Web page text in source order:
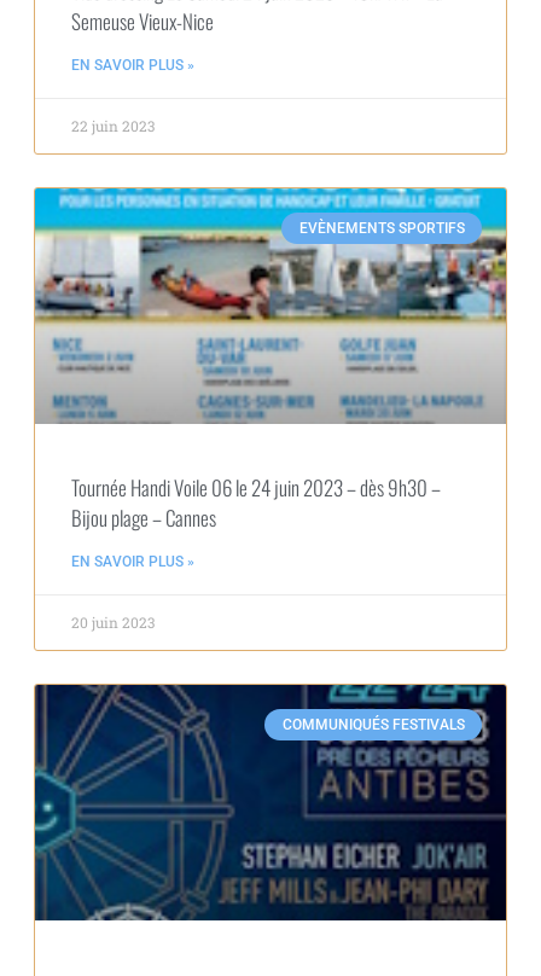
Semeuse Vieux-Nice
EN SAVOIR PLUS »
22 juin 2023
EVÈNEMENTS SPORTIFS
Tournée Handi Voile 06 le 24 juin 2023 – dès 9h30 –
Bijou plage – Cannes
EN SAVOIR PLUS »
20 juin 2023
COMMUNIQUÉS FESTIVALS